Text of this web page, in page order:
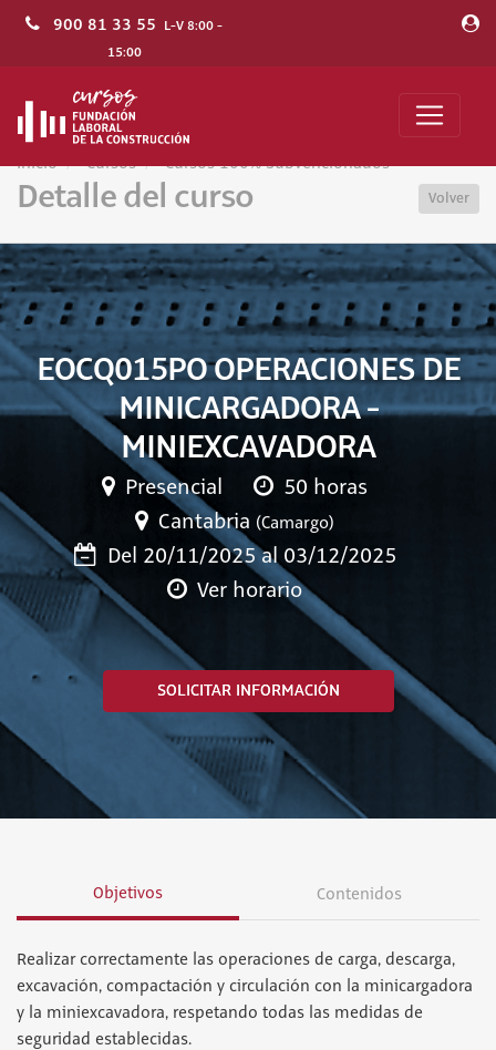
900 81 33 55 L-V 8:00 -
15:00
Inicio Cursos Cursos 100% Subvencionados
Detalle del curso Volver
EOCQ015PO OPERACIONES DE
MINICARGADORA -
MINIEXCAVADORA
Presencial
50 horas
Cantabria (Camargo)
Del 20/11/2025 al 03/12/2025
Ver horario
SOLICITAR INFORMACIÓN
Objetivos Contenidos
Realizar correctamente las operaciones de carga, descarga,
excavación, compactación y circulación con la minicargadora
y la miniexcavadora, respetando todas las medidas de
seguridad establecidas.